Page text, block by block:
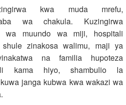
kwa muda mrefu,
wa chakula. Kuzingirwa
wa muundo wa miji, hospitali
zinakosa walimu, maji ya
na familia hupoteza
kama hiyo, shambulio la
janga kubwa kwa wakazi wa